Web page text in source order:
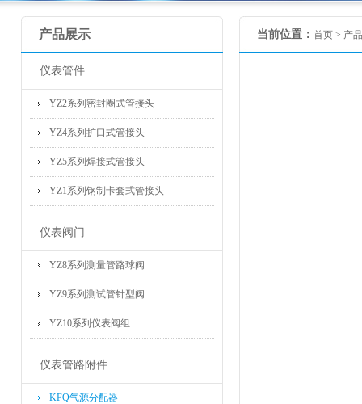
产品展示
仪表管件
YZ2系列密封圈式管接头
YZ4系列扩口式管接头
YZ5系列焊接式管接头
YZ1系列钢制卡套式管接头
仪表阀门
YZ8系列测量管路球阀
YZ9系列测试管针型阀
YZ10系列仪表阀组
仪表管路附件
KFQ气源分配器
当前位置： 首页 > 产